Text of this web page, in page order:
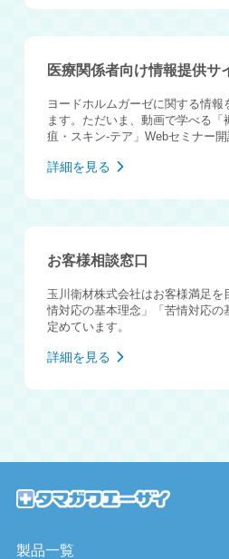
医療関係者向け情報提供サ
ヨードホルムガーゼに関する情報
ます。ただいま、動画で学べる「
疽・スキン-テア」Webセミナー開
詳細を見る
お客様相談窓口
玉川衛材株式会社はお客様満足を
情対応の基本理念」「苦情対応の
定めています。
詳細を見る
製品一覧